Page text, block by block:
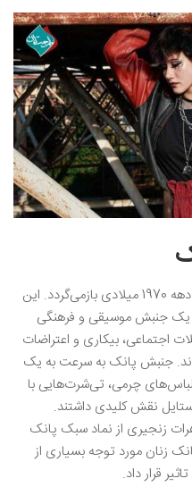
همان‌طور که گفتیم، تاریخچه پانک به دهه 1970 میلادی بازمی‌گردد. این
یک جنبش موسیقی و فرهنگی
اجتماعی، بیکاری و اعتراضات
جنبش پانک به سرعت به یک
چرمی، تی‌شرت‌هایی با
نقش کلیدی داشتند.
زنجیری از نماد سبک پانک
زنان مورد توجه بسیاری از
قرار داد.